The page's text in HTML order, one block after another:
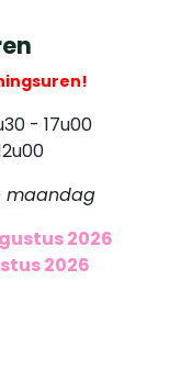
- 17u00
maandag
2026
2026